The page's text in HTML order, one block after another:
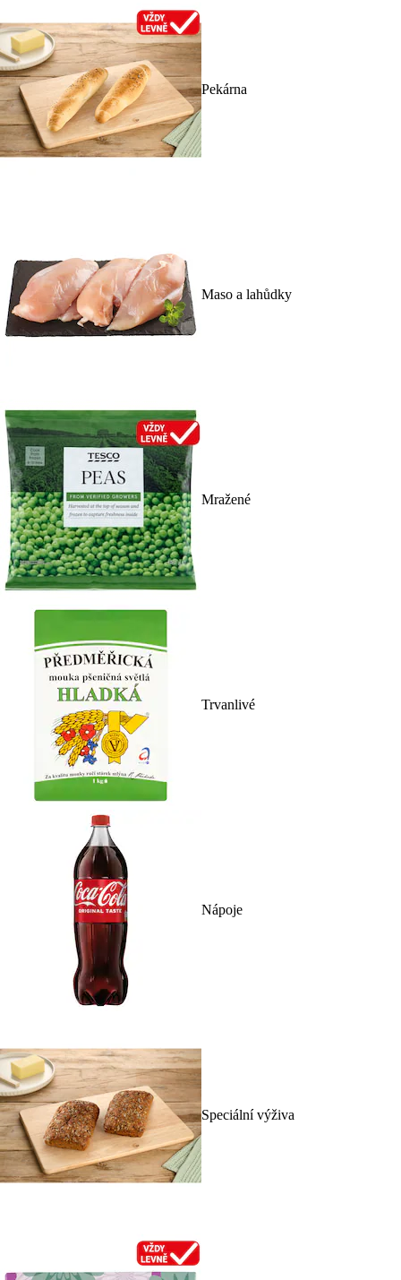
Pekárna
Maso a lahůdky
Mražené
Trvanlivé
Nápoje
Speciální výživa